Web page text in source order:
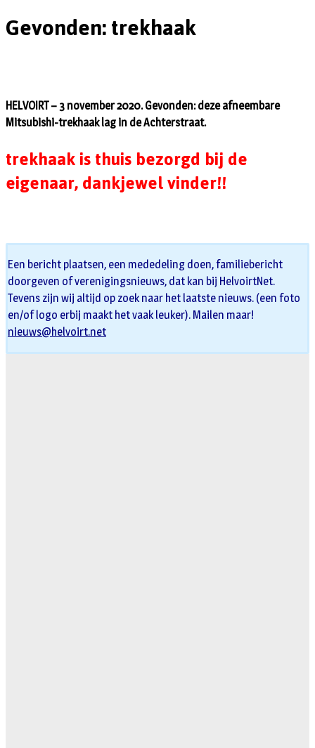
Gevonden: trekhaak
HELVOIRT – 3 november 2020. Gevonden: deze afneembare
Mitsubishi-trekhaak lag in de Achterstraat.
trekhaak is thuis bezorgd bij de
eigenaar, dankjewel vinder!!
Een bericht plaatsen, een mededeling doen, familiebericht
doorgeven of verenigingsnieuws, dat kan bij HelvoirtNet.
Tevens zijn wij altijd op zoek naar het laatste nieuws. (een foto
en/of logo erbij maakt het vaak leuker). Mailen maar!
nieuws@helvoirt.net